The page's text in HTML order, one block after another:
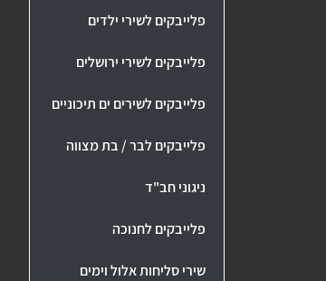
פלייבקים לשירי ילדים
פלייבקים לשירי ירושלים
פלייבקים לשירים ים תיכוניים
פלייבקים לבר / בת מצווה
ניגוני חב"ד
פלייבקים לחנוכה
שירי סליחות אלול וימים